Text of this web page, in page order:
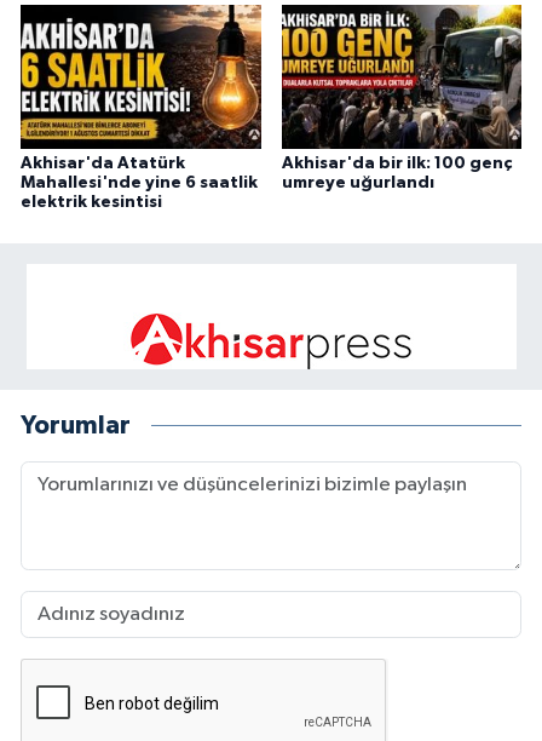
Akhisar'da Atatürk
Mahallesi'nde yine 6 saatlik
elektrik kesintisi
Akhisar'da bir ilk: 100 genç
umreye uğurlandı
Yorumlar